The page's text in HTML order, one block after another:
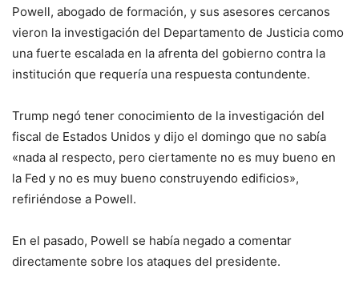
Powell, abogado de formación, y sus asesores cercanos
vieron la investigación del Departamento de Justicia como
una fuerte escalada en la afrenta del gobierno contra la
institución que requería una respuesta contundente.
Trump negó tener conocimiento de la investigación del
fiscal de Estados Unidos y dijo el domingo que no sabía
«nada al respecto, pero ciertamente no es muy bueno en
la Fed y no es muy bueno construyendo edificios»,
refiriéndose a Powell.
En el pasado, Powell se había negado a comentar
directamente sobre los ataques del presidente.